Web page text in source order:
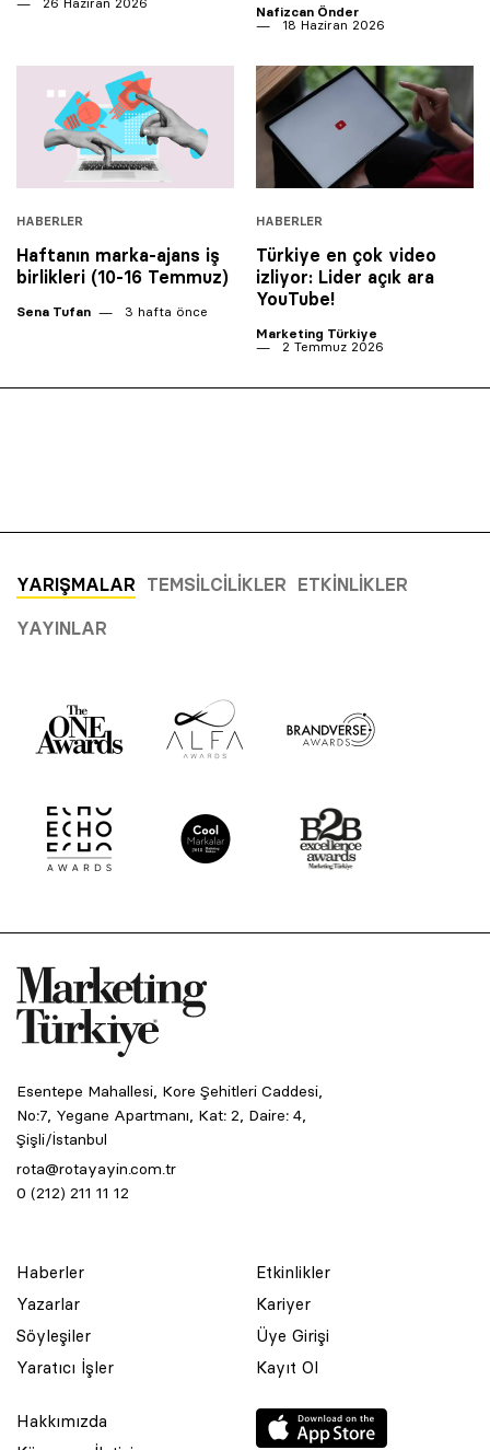
Nafizcan Önder
18 Haziran 2026
HABERLER
Haftanın marka-ajans iş
birlikleri (10-16 Temmuz)
Sena Tufan 3 hafta önce
HABERLER
Türkiye en çok video
izliyor: Lider açık ara
YouTube!
Marketing Türkiye
2 Temmuz 2026
YARIŞMALAR TEMSILCILIKLER ETKINLIKLER
YAYINLAR
Esentepe Mahallesi, Kore Şehitleri Caddesi,
No:7, Yegane Apartmanı, Kat: 2, Daire: 4,
Şişli/İstanbul
rota@rotayayin.com.tr
0 (212) 211 11 12
Haberler
Yazarlar
Söyleşiler
Yaratıcı İşler
Etkinlikler
Kariyer
Üye Girişi
Kayıt Ol
Hakkımızda